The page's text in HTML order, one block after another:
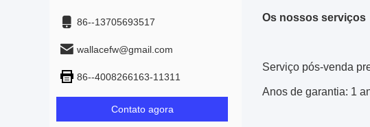
86--13705693517
wallacefw@gmail.com
86--4008266163-11311
Contato agora
Os nossos serviços
Serviço pós-venda
Anos de garantia: 1